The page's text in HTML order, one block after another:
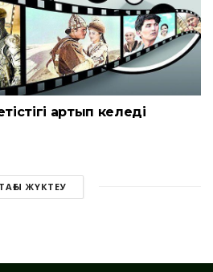
артып келеді
ТАҒЫ ЖҮКТЕУ